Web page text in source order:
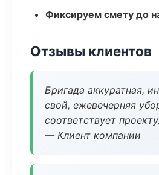
Фиксируем смету до
Отзывы клиентов
Бригада аккуратная,
свой, ежевечерняя
соответствует проекту.
— Клиент компании